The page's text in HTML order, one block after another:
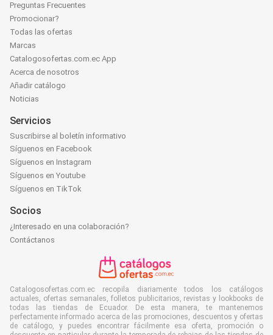
Preguntas Frecuentes
Promocionar?
Todas las ofertas
Marcas
Catalogosofertas.com.ec App
Acerca de nosotros
Añadir catálogo
Noticias
Servicios
Suscribirse al boletín informativo
Síguenos en Facebook
Síguenos en Instagram
Síguenos en Youtube
Síguenos en TikTok
Socios
¿Interesado en una colaboración?
Contáctanos
Catalogosofertas.com.ec recopila diariamente todos los catálogos
actuales, ofertas semanales, folletos publicitarios, revistas y lookbooks de
todas las tiendas de Ecuador. De esta manera, te mantenemos
perfectamente informado acerca de las promociones, descuentos y ofertas
de catálogo, y puedes encontrar fácilmente esa oferta, promoción o